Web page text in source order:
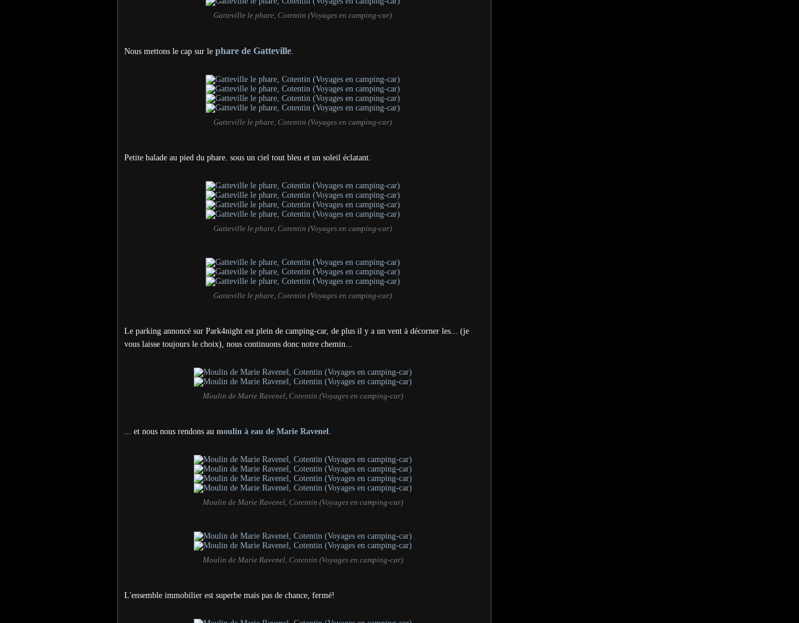
Gatteville le phare, Cotentin (Voyages en camping-car)
Nous mettons le cap sur le phare de Gatteville.
Gatteville le phare, Cotentin (Voyages en camping-car)
Petite balade au pied du phare. sous un ciel tout bleu et un soleil éclatant.
Gatteville le phare, Cotentin (Voyages en camping-car)
Gatteville le phare, Cotentin (Voyages en camping-car)
Le parking annoncé sur Park4night est plein de camping-car, de plus il y a un vent à décorner les... (je
vous laisse toujours le choix), nous continuons donc notre chemin...
Moulin de Marie Ravenel, Cotentin (Voyages en camping-car)
... et nous nous rendons au moulin à eau de Marie Ravenel.
Moulin de Marie Ravenel, Cotentin (Voyages en camping-car)
Moulin de Marie Ravenel, Cotentin (Voyages en camping-car)
L'ensemble immobilier est superbe mais pas de chance, fermé!